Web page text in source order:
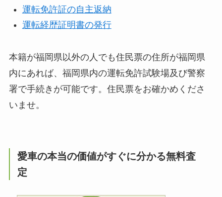
運転免許証の自主返納
運転経歴証明書の発行
本籍が福岡県以外の人でも住民票の住所が福岡県
内にあれば、福岡県内の運転免許試験場及び警察
署で手続きが可能です。住民票をお確かめくださ
いませ。
愛車の本当の価値がすぐに分かる無料査
定